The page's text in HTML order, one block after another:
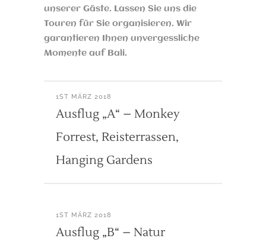
unserer Gäste. Lassen Sie uns die
Touren für Sie organisieren. Wir
garantieren Ihnen unvergessliche
Momente auf Bali.
1ST MÄRZ 2018
Ausflug „A“ – Monkey
Forrest, Reisterrassen,
Hanging Gardens
1ST MÄRZ 2018
Ausflug „B“ – Natur